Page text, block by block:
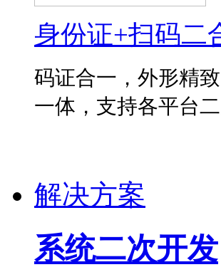
身份证+扫码二
码证合一，外形精
一体，支持各平台
解决方案
系统二次开发